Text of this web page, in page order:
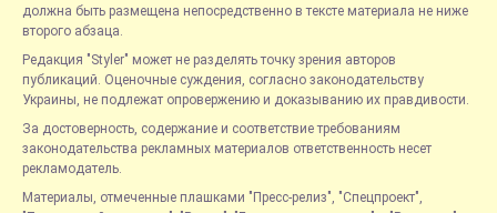
должна быть размещена непосредственно в тексте материала не ниже
второго абзаца.
Редакция "Styler" может не разделять точку зрения авторов
публикаций. Оценочные суждения, согласно законодательству
Украины, не подлежат опровержению и доказыванию их правдивости.
За достоверность, содержание и соответствие требованиям
законодательства рекламных материалов ответственность несет
рекламодатель.
Материалы, отмеченные плашками "Пресс-релиз", "Спецпроект",